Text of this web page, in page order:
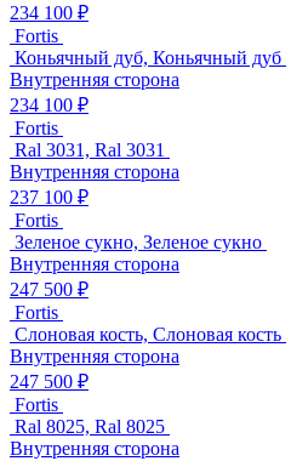
234 100 ₽
Fortis
Коньячный дуб, Коньячный дуб
Внутренняя сторона
234 100 ₽
Fortis
Ral 3031, Ral 3031
Внутренняя сторона
237 100 ₽
Fortis
Зеленое сукно, Зеленое сукно
Внутренняя сторона
247 500 ₽
Fortis
Слоновая кость, Слоновая кость
Внутренняя сторона
247 500 ₽
Fortis
Ral 8025, Ral 8025
Внутренняя сторона